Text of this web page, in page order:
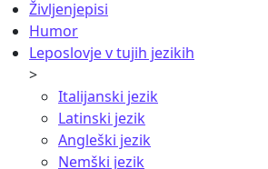
Življenjepisi
Humor
Leposlovje v tujih jezikih
>
Italijanski jezik
Latinski jezik
Angleški jezik
Nemški jezik